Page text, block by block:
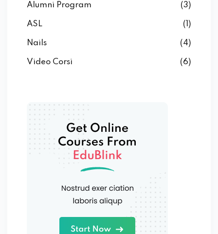
Alumni Program (3)
ASL (1)
Nails (4)
Video Corsi (6)